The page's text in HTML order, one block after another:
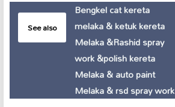
See also
Bengkel cat kereta
melaka & ketuk kereta
Melaka &Rashid spray
work &polish kereta
Melaka & auto paint
Melaka & rsd spray work